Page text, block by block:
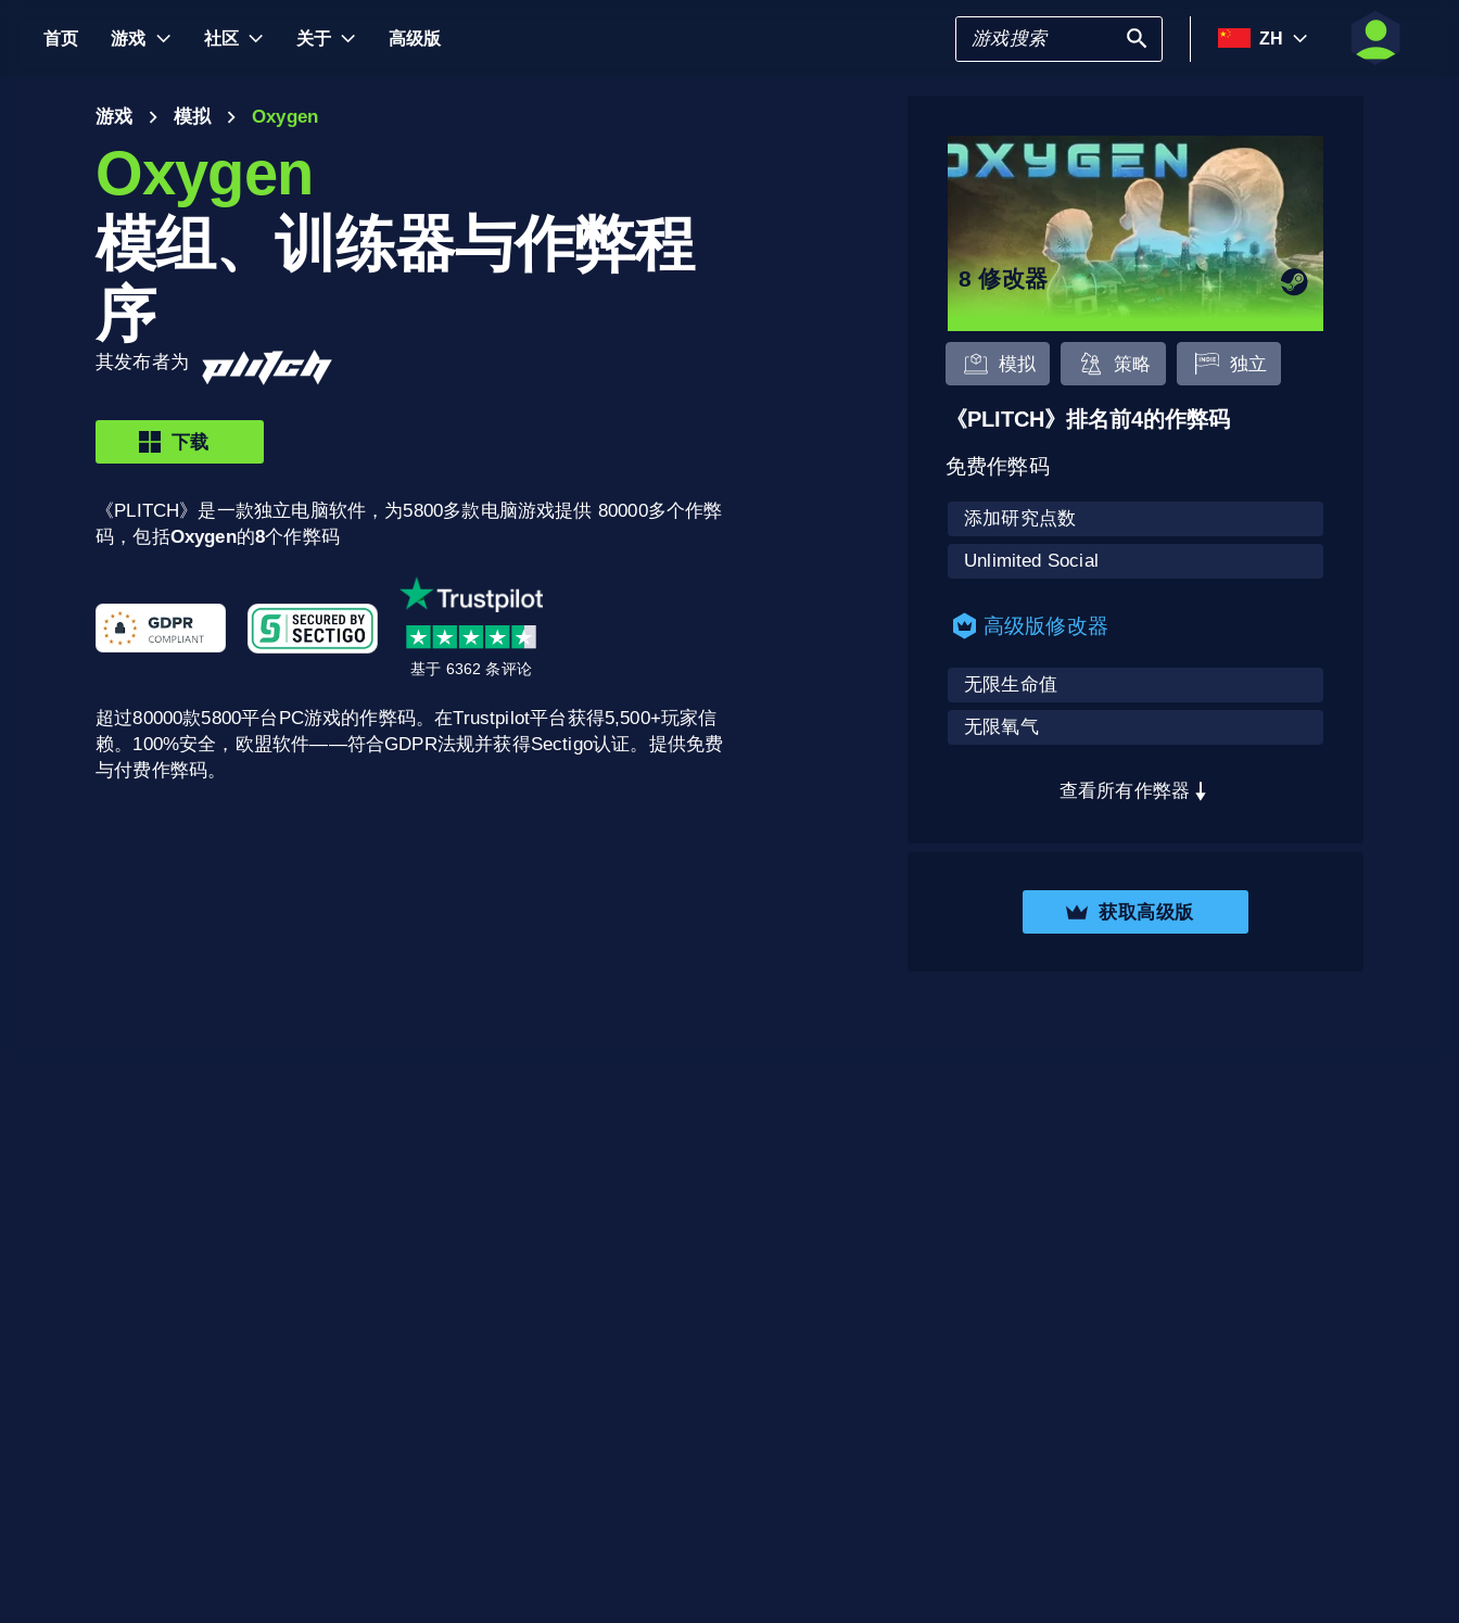
首页 游戏 社区 关于 高级版 ZH
游戏 模拟 Oxygen
Oxygen
模组、训练器与作弊程
序
其发布者为
下载
《PLITCH》是一款独立电脑软件，为5800多款电脑游戏提供 80000多个作弊
码，包括Oxygen的8个作弊码
基于 6362 条评论
超过80000款5800平台PC游戏的作弊码。在Trustpilot平台获得5,500+玩家信
赖。100%安全，欧盟软件——符合GDPR法规并获得Sectigo认证。提供免费
与付费作弊码。
8 修改器
模拟 策略 独立
《PLITCH》排名前4的作弊码
免费作弊码
添加研究点数
Unlimited Social
高级版修改器
无限生命值
无限氧气
查看所有作弊器
获取高级版